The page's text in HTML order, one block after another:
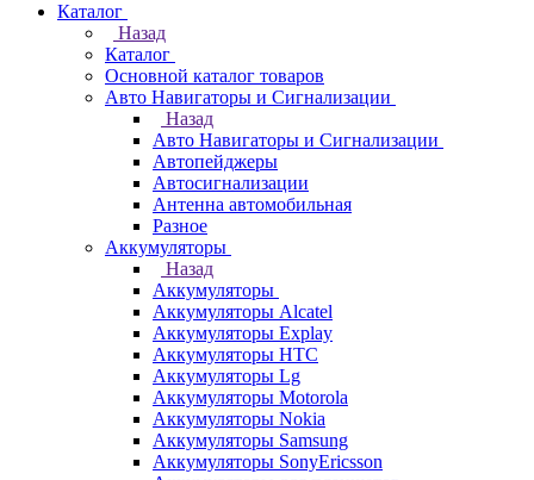
Каталог
Назад
Каталог
Основной каталог товаров
Авто Навигаторы и Сигнализации
Назад
Авто Навигаторы и Сигнализации
Автопейджеры
Автосигнализации
Антенна автомобильная
Разное
Аккумуляторы
Назад
Аккумуляторы
Аккумуляторы Alcatel
Аккумуляторы Explay
Аккумуляторы HTC
Аккумуляторы Lg
Аккумуляторы Motorola
Аккумуляторы Nokia
Аккумуляторы Samsung
Аккумуляторы SonyEricsson